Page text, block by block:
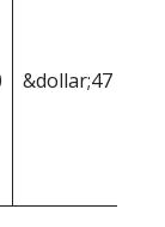
&dollar;47 909